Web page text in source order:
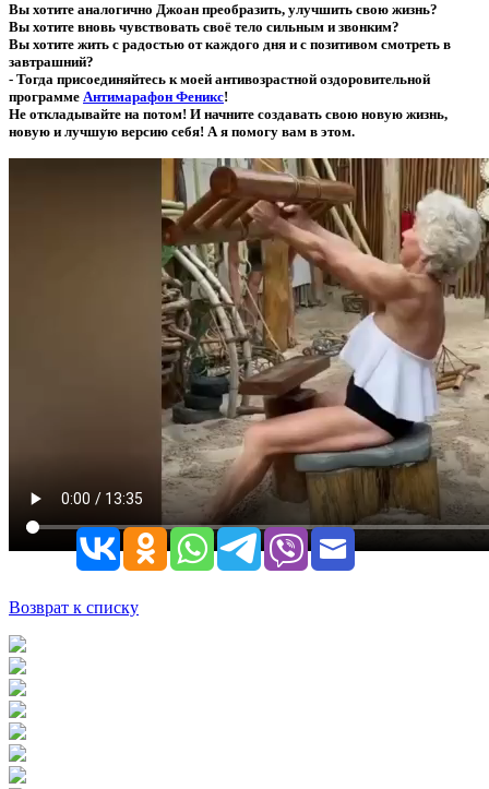
Вы хотите аналогично Джоан преобразить, улучшить свою жизнь?
Вы хотите вновь чувствовать своё тело сильным и звонким?
Вы хотите жить с радостью от каждого дня и с позитивом смотреть в
завтрашний?
- Тогда присоединяйтесь к моей антивозрастной оздоровительной
программе Антимарафон Феникс!
Не откладывайте на потом! И начните создавать свою новую жизнь,
новую и лучшую версию себя! А я помогу вам в этом.
Возврат к списку